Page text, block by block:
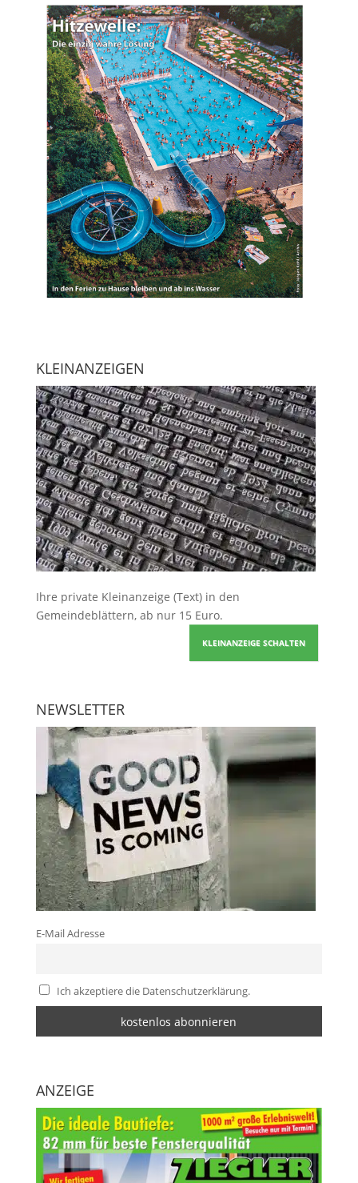
KLEINANZEIGEN
Ihre private Kleinanzeige (Text) in den
Gemeindeblättern, ab nur 15 Euro.
KLEINANZEIGE SCHALTEN
NEWSLETTER
E-Mail Adresse
Ich akzeptiere die Datenschutzerklärung.
ANZEIGE